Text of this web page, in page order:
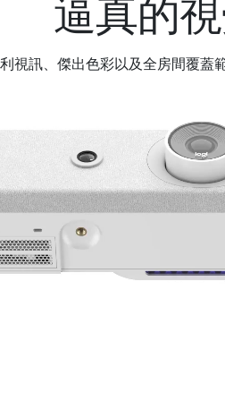
逼真的
視訊、傑出色彩以及全房間覆蓋